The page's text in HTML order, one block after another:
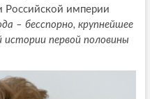
Российской империи
– бесспорно, крупнейшее
первой половины